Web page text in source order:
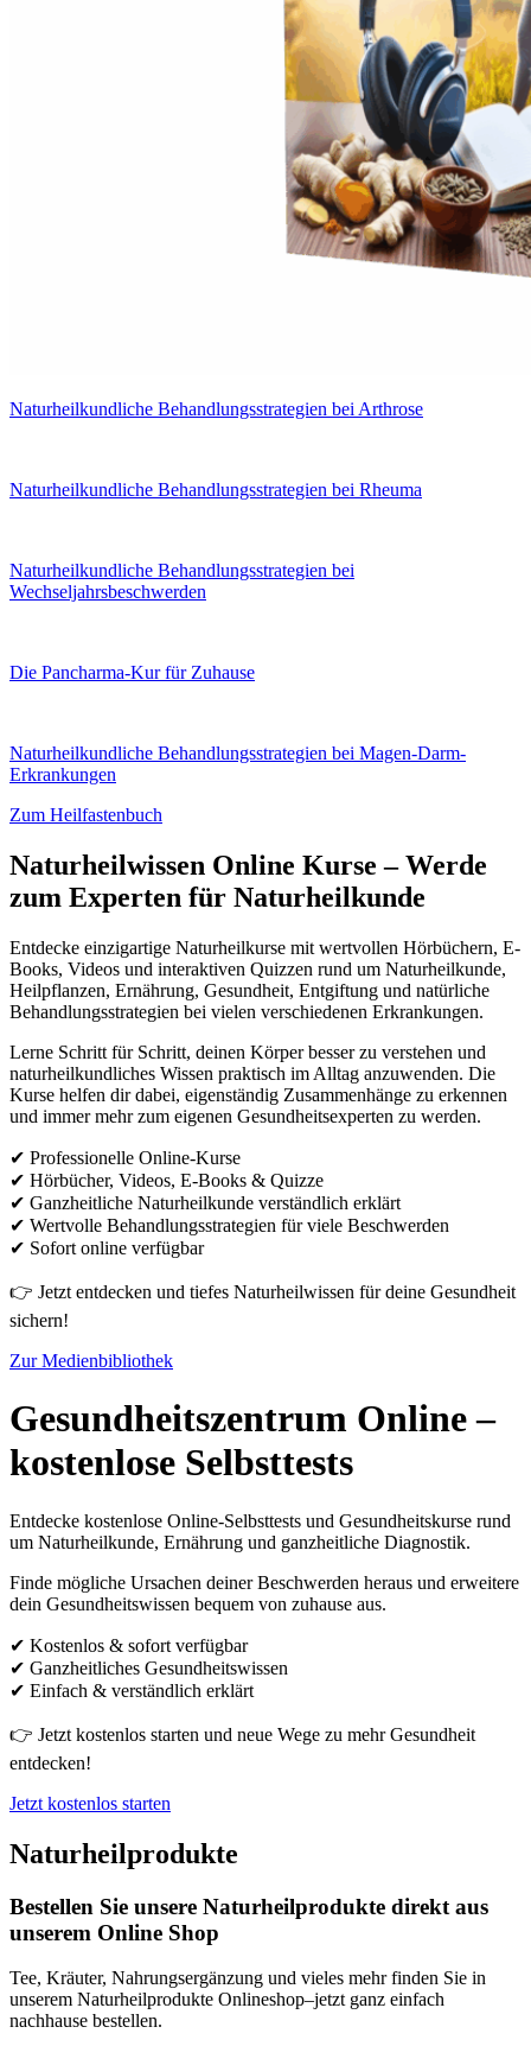
Naturheilkundliche Behandlungsstrategien bei Arthrose
Naturheilkundliche Behandlungsstrategien bei Rheuma
Naturheilkundliche Behandlungsstrategien bei
Wechseljahrsbeschwerden
Die Pancharma-Kur für Zuhause
Naturheilkundliche Behandlungsstrategien bei Magen-Darm-
Erkrankungen
Zum Heilfastenbuch
Naturheilwissen Online Kurse – Werde
zum Experten für Naturheilkunde
Entdecke einzigartige Naturheilkurse mit wertvollen Hörbüchern, E-
Books, Videos und interaktiven Quizzen rund um Naturheilkunde,
Heilpflanzen, Ernährung, Gesundheit, Entgiftung und natürliche
Behandlungsstrategien bei vielen verschiedenen Erkrankungen.
Lerne Schritt für Schritt, deinen Körper besser zu verstehen und
naturheilkundliches Wissen praktisch im Alltag anzuwenden. Die
Kurse helfen dir dabei, eigenständig Zusammenhänge zu erkennen
und immer mehr zum eigenen Gesundheitsexperten zu werden.
✔ Professionelle Online-Kurse
✔ Hörbücher, Videos, E-Books & Quizze
✔ Ganzheitliche Naturheilkunde verständlich erklärt
✔ Wertvolle Behandlungsstrategien für viele Beschwerden
✔ Sofort online verfügbar
👉 Jetzt entdecken und tiefes Naturheilwissen für deine Gesundheit
sichern!
Zur Medienbibliothek
Gesundheitszentrum Online –
kostenlose Selbsttests
Entdecke kostenlose Online-Selbsttests und Gesundheitskurse rund
um Naturheilkunde, Ernährung und ganzheitliche Diagnostik.
Finde mögliche Ursachen deiner Beschwerden heraus und erweitere
dein Gesundheitswissen bequem von zuhause aus.
✔ Kostenlos & sofort verfügbar
✔ Ganzheitliches Gesundheitswissen
✔ Einfach & verständlich erklärt
👉 Jetzt kostenlos starten und neue Wege zu mehr Gesundheit
entdecken!
Jetzt kostenlos starten
Naturheilprodukte
Bestellen Sie unsere Naturheilprodukte direkt aus
unserem Online Shop
Tee, Kräuter, Nahrungsergänzung und vieles mehr finden Sie in
unserem Naturheilprodukte Onlineshop–jetzt ganz einfach
nachhause bestellen.